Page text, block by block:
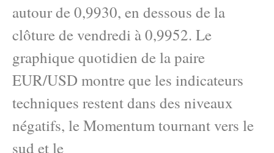
autour de 0,9930, en dessous de la
clôture de vendredi à 0,9952. Le
graphique quotidien de la paire
EUR/USD montre que les indicateurs
techniques restent dans des niveaux
négatifs, le Momentum tournant vers le
sud et le